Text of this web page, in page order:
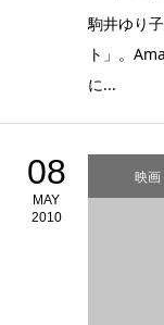
駒井ゆり
ト」。
に...
08
MAY
2010
映画